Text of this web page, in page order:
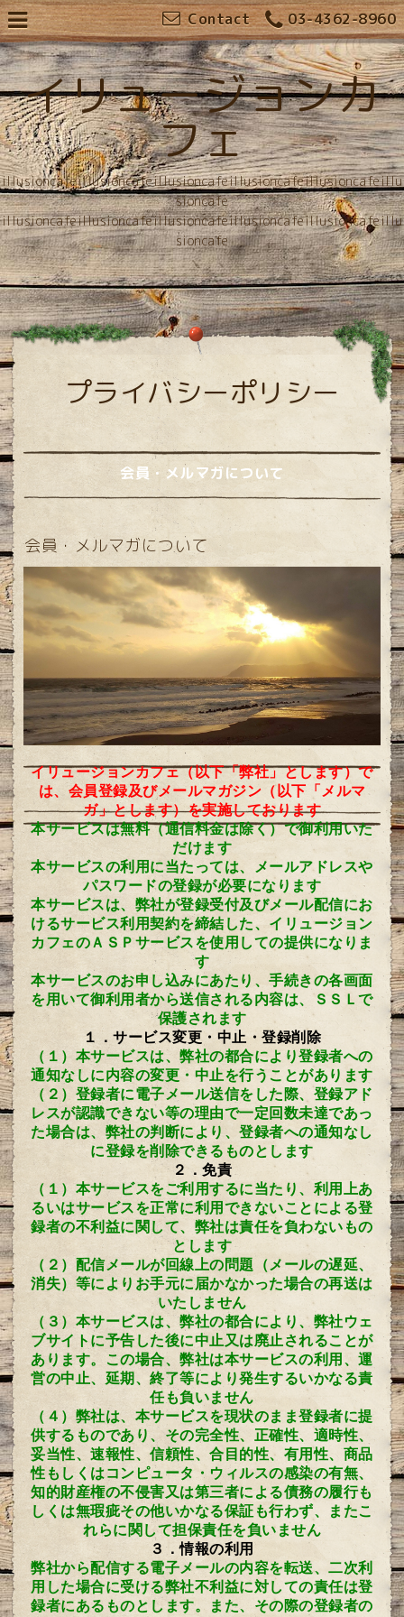
03-4362-8960
Contact
イリュージョンカ
フェ
illusioncafeillusioncafeillusioncafeillusioncafeillusioncafeillu
sioncafe
illusioncafeillusioncafeillusioncafeillusioncafeillusioncafeillu
sioncafe
プライバシーポリシー
会員・メルマガについて
会員・メルマガについて
イリュージョンカフェ（以下「弊社」とします）で
は、会員登録及びメールマガジン（以下「メルマ
ガ」とします）を実施しております
本サービスは無料（通信料金は除く）で御利用いた
だけます
本サービスの利用に当たっては、メールアドレスや
パスワードの登録が必要になります
本サービスは、弊社が登録受付及びメール配信にお
けるサービス利用契約を締結した、イリュージョン
カフェのＡＳＰサービスを使用しての提供になりま
す
本サービスのお申し込みにあたり、手続きの各画面
を用いて御利用者から送信される内容は、ＳＳＬで
保護されます
１．サービス変更・中止・登録削除
（１）本サービスは、弊社の都合により登録者への
通知なしに内容の変更・中止を行うことがあります
（２）登録者に電子メール送信をした際、登録アド
レスが認識できない等の理由で一定回数未達であっ
た場合は、弊社の判断により、登録者への通知なし
に登録を削除できるものとします
２．免責
（１）本サービスをご利用するに当たり、利用上あ
るいはサービスを正常に利用できないことによる登
録者の不利益に関して、弊社は責任を負わないもの
とします
（２）配信メールが回線上の問題（メールの遅延、
消失）等によりお手元に届かなかった場合の再送は
いたしません
（３）本サービスは、弊社の都合により、弊社ウェ
ブサイトに予告した後に中止又は廃止されることが
あります。この場合、弊社は本サービスの利用、運
営の中止、延期、終了等により発生するいかなる責
任も負いません
（４）弊社は、本サービスを現状のまま登録者に提
供するものであり、その完全性、正確性、適時性、
妥当性、速報性、信頼性、合目的性、有用性、商品
性もしくはコンピュータ・ウィルスの感染の有無、
知的財産権の不侵害又は第三者による債務の履行も
しくは無瑕疵その他いかなる保証も行わず、またこ
れらに関して担保責任を負いません
３．情報の利用
弊社から配信する電子メールの内容を転送、二次利
用した場合に受ける弊社不利益に対しての責任は登
録者にあるものとします。また、その際の登録者の